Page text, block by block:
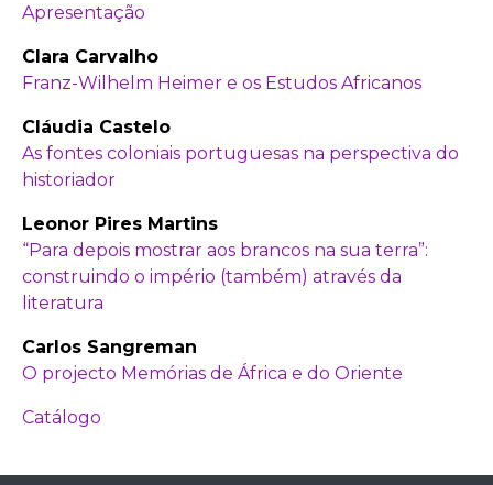
Apresentação
Clara Carvalho
Franz-Wilhelm Heimer e os Estudos Africanos
Cláudia Castelo
As fontes coloniais portuguesas na perspectiva do
historiador
Leonor Pires Martins
“Para depois mostrar aos brancos na sua terra”:
construindo o império (também) através da
literatura
Carlos Sangreman
O projecto Memórias de África e do Oriente
Catálogo